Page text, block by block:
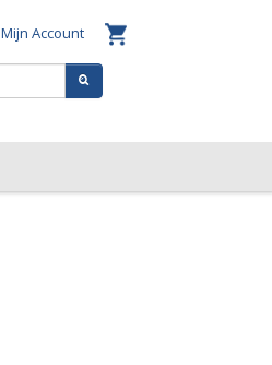
Mijn Account